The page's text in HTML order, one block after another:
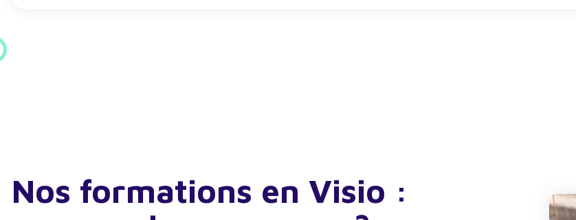
Nos formations en Visio :